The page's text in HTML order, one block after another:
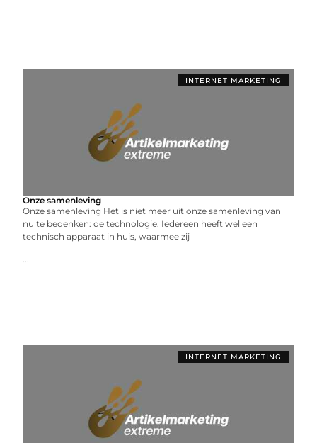
INTERNET MARKETING
Onze samenleving
Onze samenleving Het is niet meer uit onze samenleving van
nu te bedenken: de technologie. Iedereen heeft wel een
technisch apparaat in huis, waarmee zij
...
INTERNET MARKETING